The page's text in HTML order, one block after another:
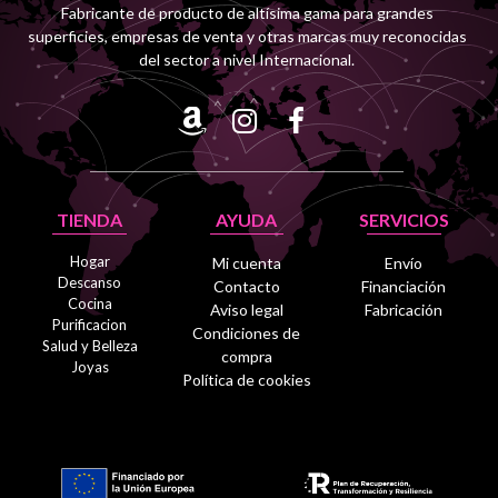
Fabricante de producto de altísima gama para grandes
superficies, empresas de venta y otras marcas muy reconocidas
del sector a nivel Internacional.
TIENDA
Hogar
Descanso
Cocina
Purificacion
Salud y Belleza
Joyas
AYUDA
Mi cuenta
Contacto
Aviso legal
Condiciones de
compra
Política de cookies
SERVICIOS
Envío
Financiación
Fabricación